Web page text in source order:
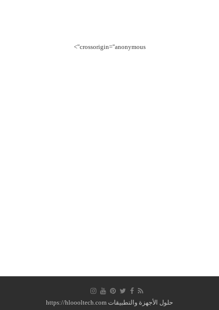
crossorigin="anonymous">
حلول الأجهزة والتطبيقات https://hloooltech.com